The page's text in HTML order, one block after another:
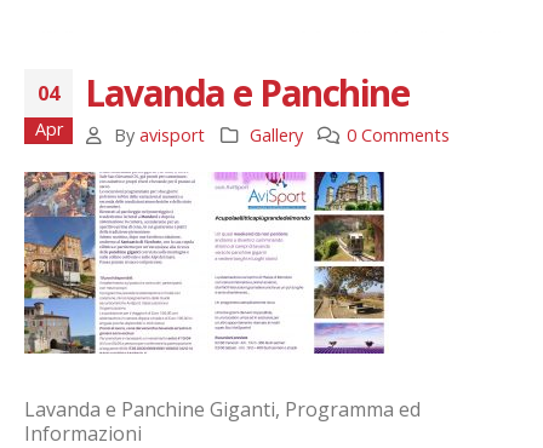
04
Apr
Lavanda e Panchine
By avisport Gallery 0 Comments
Lavanda e Panchine Giganti, Programma ed
Informazioni